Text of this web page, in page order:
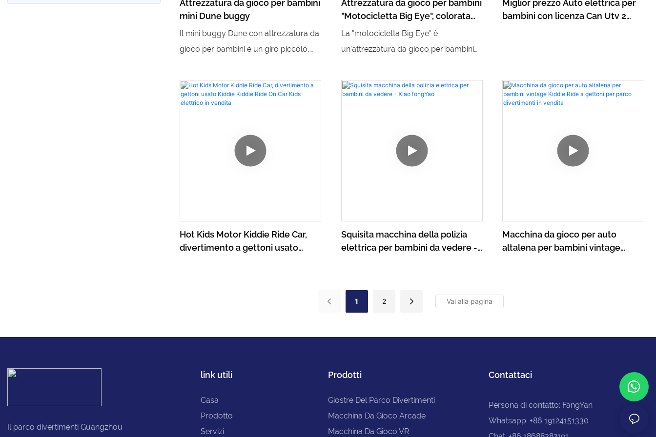
Attrezzatura da gioco per bambini
mini Dune buggy
Il mini buggy Dune con attrezzatura da
gioco per bambini è un giro piccolo,
dei bambini. Grazie al suo design
robusto e ai controlli facili da usare, i
Attrezzatura da gioco per bambini
"Motocicletta Big Eye", colorata
opzionale
La "motocicletta Big Eye" è
un'attrezzatura da gioco per bambini
varietà di opzioni colorate. È progettato
per offrire ai bambini un'esperienza di
Miglior prezzo Auto elettrica per
bambini con licenza Can Utv 2
Hot Kids Motor Kiddie Ride Car,
divertimento a gettoni usato
Squisita macchina della polizia
elettrica per bambini da vedere -
Macchina da gioco per auto
altalena per bambini vintage
1 2
Il parco divertimenti Guangzhou
link utili
Casa
Prodotto
Servizi
Prodotti
Giostre Del Parco Divertimenti
Macchina Da Gioco Arcade
Macchina Da Gioco VR
Contattaci
Persona di contatto: FangYan
Whatsapp: +86 19124151330